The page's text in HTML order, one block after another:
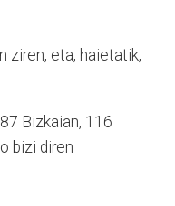
ziren, eta, haietatik,
Bizkaian, 116
bizi diren